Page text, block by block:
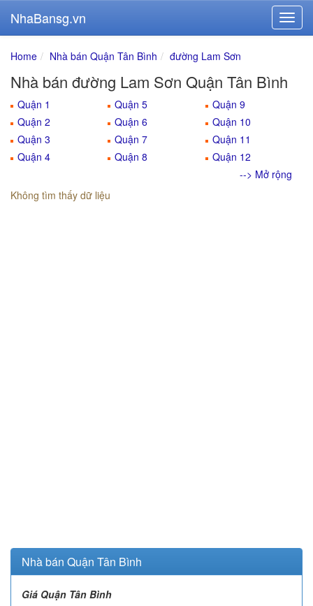
NhaBansg.vn
Home Nhà bán Quận Tân Bình đường Lam Sơn
Nhà bán đường Lam Sơn Quận Tân Bình
Quận 1
Quận 2
Quận 3
Quận 4
Quận 5
Quận 6
Quận 7
Quận 8
Quận 9
Quận 10
Quận 11
Quận 12
--> Mở rộng
Không tìm thấy dữ liệu
Nhà bán Quận Tân Bình
Giá Quận Tân Bình